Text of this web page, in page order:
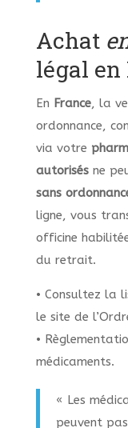
Achat
légal en
En France, la
ordonnance,
via votre
autorisésne
sans
ligne, vous
officine
du retrait.
• Consultez la
le site de
•
médicaments.
« Les
peuvent